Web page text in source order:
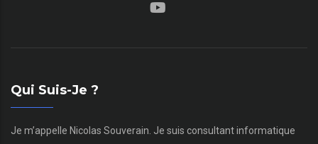
Qui Suis-Je ?
Je m’appelle Nicolas Souverain. Je suis consultant informatique